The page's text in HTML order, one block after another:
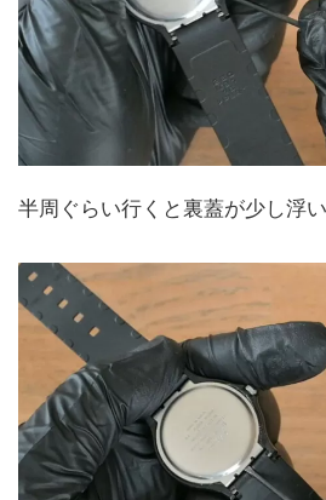
半周ぐらい行くと裏蓋が少し浮